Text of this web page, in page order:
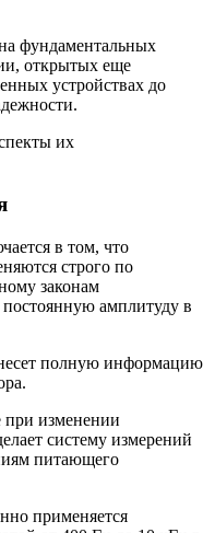
фундаментальных
открытых еще
устройствах до
их
в том, что
строго по
законам
постоянную амплитуду в
полную информацию
при изменении
систему измерений
питающего
применяется